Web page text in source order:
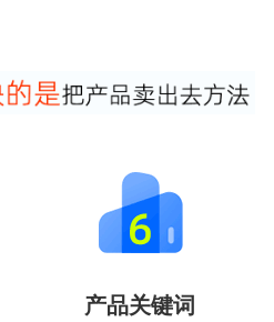
产品关键词